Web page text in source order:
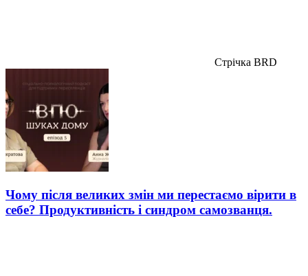
Стрічка BRD
Чому після великих змін ми перестаємо вірити в
себе? Продуктивність і синдром самозванця.